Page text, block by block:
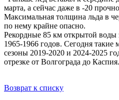
марта, а сейчас даже в -20
Максимальная толщина льда в
по нему крайне опасно.
Рекордные 85 км открытой воды
1965-1966 годов. Сегодня
сезоны 2019-2020 и 2024-2025
отрезке от Волгограда до
Возврат к списку